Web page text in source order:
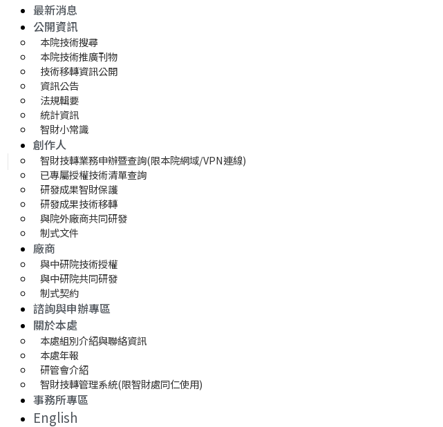
最新消息
公開資訊
本院技術搜尋
本院技術推廣刊物
技術移轉資訊公開
資訊公告
法規輯要
統計資訊
智財小常識
創作人
智財技轉業務申辦暨查詢(限本院網域/VPN連線)
已專屬授權技術清單查詢
研發成果智財保護
研發成果技術移轉
與院外廠商共同研發
制式文件
廠商
與中研院技術授權
與中研院共同研發
制式契約
諮詢與申辦專區
關於本處
本處組別介紹與聯絡資訊
本處年報
研管會介紹
智財技轉管理系統(限智財處同仁使用)
事務所專區
English